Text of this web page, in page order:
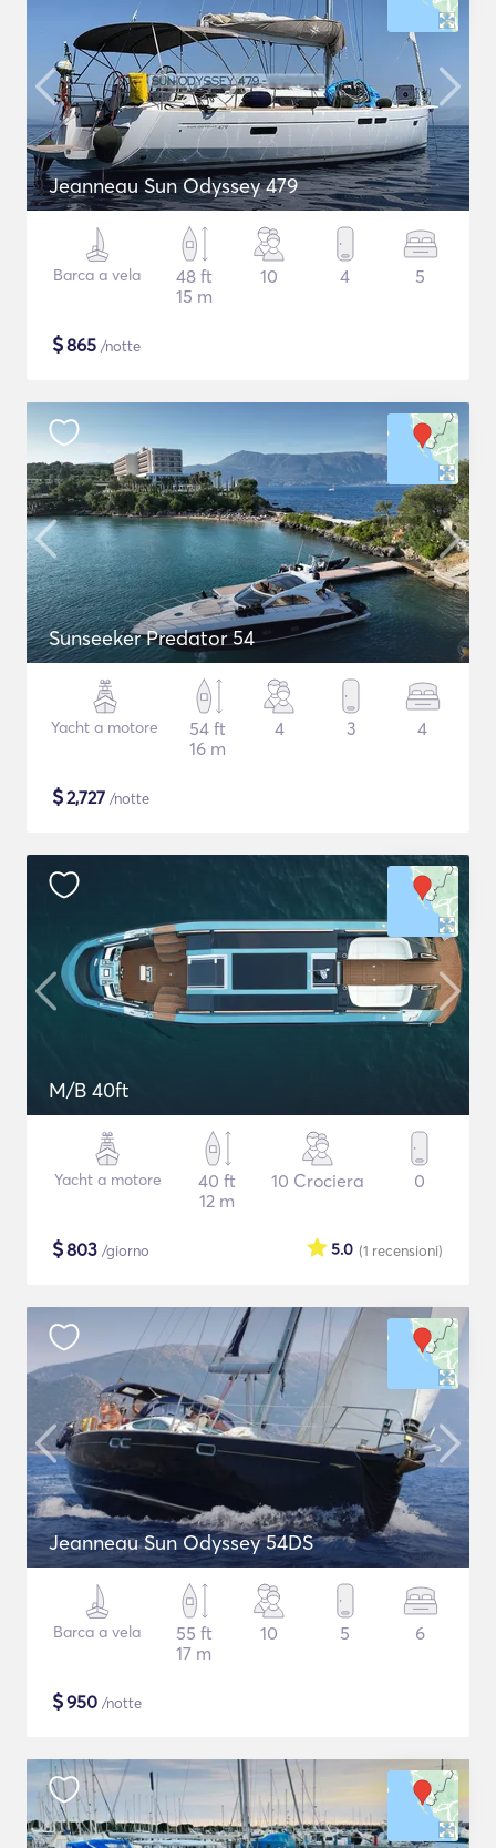
Jeanneau Sun Odyssey 479
Barca a vela
48 ft
15 m
10 4 5
$865 /notte
Sunseeker Predator 54
Yacht a motore
54 ft
16 m
4 3 4
$2,727 /notte
M/B 40ft
Yacht a motore
40 ft
12 m
10 Crociera 0
$803 /giorno (1 recensioni)
5.0
Jeanneau Sun Odyssey 54DS
Barca a vela
55 ft
17 m
10 5 6
$950 /notte